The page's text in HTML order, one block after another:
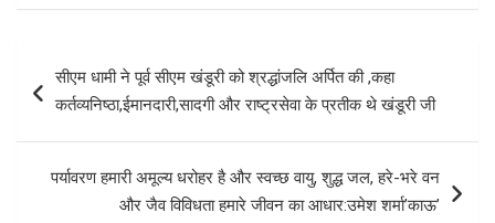
ce
o
k
ail at
s
A
p
ar
navigation
सीएम धामी ने पूर्व सीएम खंडूरी को श्रद्धांजलि अर्पित की ,कहा
कर्तव्यनिष्ठा,ईमानदारी,सादगी और राष्ट्रसेवा के प्रतीक थे खंडूरी जी
पर्यावरण हमारी अमूल्य धरोहर है और स्वच्छ वायु, शुद्ध जल, हरे-भरे वन
और जैव विविधता हमारे जीवन का आधार:उमेश शर्मा’काऊ’